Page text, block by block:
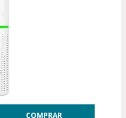
COMPRAR